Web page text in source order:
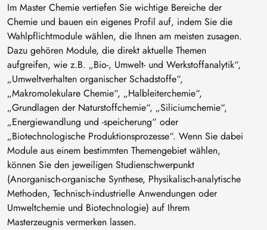
Im Master Chemie vertiefen Sie wichtige Bereiche der
Chemie und bauen ein eigenes Profil auf, indem Sie die
Wahlpflichtmodule wählen, die Ihnen am meisten zusagen.
Dazu gehören Module, die direkt aktuelle Themen
aufgreifen, wie z.B. „Bio-, Umwelt- und Werkstoffanalytik“,
„Umweltverhalten organischer Schadstoffe“,
„Makromolekulare Chemie“, „Halbleiterchemie“,
„Grundlagen der Naturstoffchemie“, „Siliciumchemie“,
„Energiewandlung und -speicherung“ oder
„Biotechnologische Produktionsprozesse“. Wenn Sie dabei
Module aus einem bestimmten Themengebiet wählen,
können Sie den jeweiligen Studienschwerpunkt
(Anorganisch-organische Synthese, Physikalisch-analytische
Methoden, Technisch-industrielle Anwendungen oder
Umweltchemie und Biotechnologie) auf Ihrem
Masterzeugnis vermerken lassen.